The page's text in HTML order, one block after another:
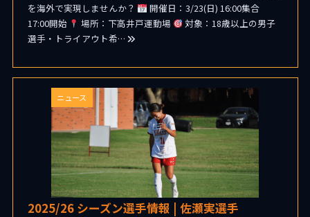
を海外で実現しませんか？
開催日：3/23(日) 16:00集合
17:00開始
場所：下高井戸運動場
対象：18歳以上の男子
選手・トライアウト希…
ニュース
2025/26 シーズン選手情報 | 佐瀬実選手